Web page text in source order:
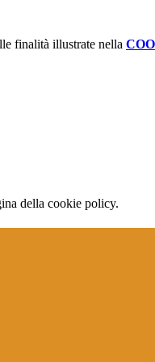
finalità illustrate nella
della cookie policy.